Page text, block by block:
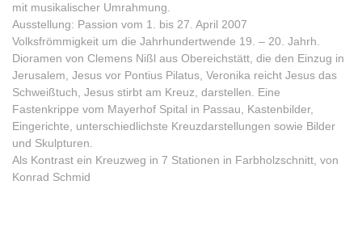
mit musikalischer Umrahmung.
Ausstellung: Passion vom 1. bis 27. April 2007
Volksfrömmigkeit um die Jahrhundertwende 19. – 20. Jahrh.
Dioramen von Clemens Nißl aus Obereichstätt, die den Einzug in
Jerusalem, Jesus vor Pontius Pilatus, Veronika reicht Jesus das
Schweißtuch, Jesus stirbt am Kreuz, darstellen. Eine
Fastenkrippe vom Mayerhof Spital in Passau, Kastenbilder,
Eingerichte, unterschiedlichste Kreuzdarstellungen sowie Bilder
und Skulpturen.
Als Kontrast ein Kreuzweg in 7 Stationen in Farbholzschnitt, von
Konrad Schmid